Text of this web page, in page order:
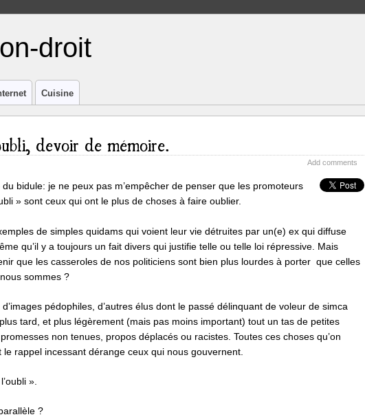
droit
Cuisine
devoir de mémoire.
Add comments
du bidule: je ne peux pas m’empêcher de penser que les promoteurs
» sont ceux qui ont le plus de choses à faire oublier.
de simples quidams qui voient leur vie détruites par un(e) ex qui diffuse
qu’il y a toujours un fait divers qui justifie telle ou telle loi répressive. Mais
que les casseroles de nos politiciens sont bien plus lourdes à porter que celles
sommes ?
pédophiles, d’autres élus dont le passé délinquant de voleur de simca
tard, et plus légèrement (mais pas moins important) tout un tas de petites
non tenues, propos déplacés ou racistes. Toutes ces choses qu’on
rappel incessant dérange ceux qui nous gouvernent.
».
?